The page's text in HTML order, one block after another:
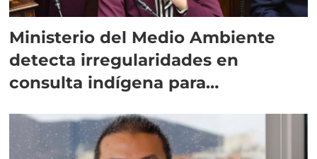
Ministerio del Medio Ambiente
detecta irregularidades en
consulta indígena para